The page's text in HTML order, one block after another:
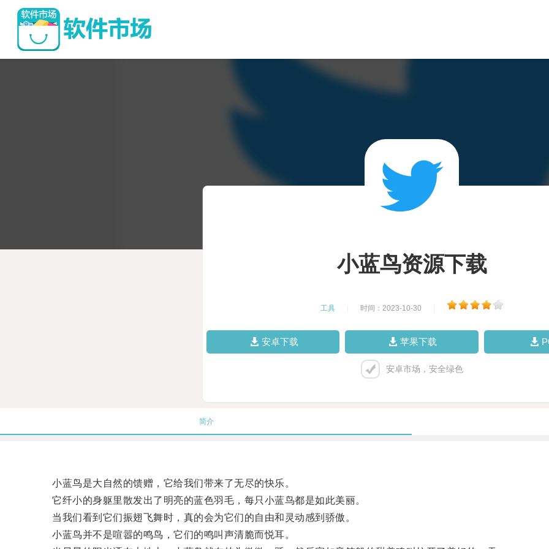
小蓝鸟资源下载
工具 时间：2023-10-30
安卓下载 苹果下载
安卓市场，安全绿色
简介
小蓝鸟是大自然的馈赠，它给我们带来了无尽的快乐。
它纤小的身躯里散发出了明亮的蓝色羽毛，每只小蓝鸟都是如此美丽。
当我们看到它们振翅飞舞时，真的会为它们的自由和灵动感到骄傲。
小蓝鸟并不是喧嚣的鸣鸟，它们的鸣叫声清脆而悦耳。